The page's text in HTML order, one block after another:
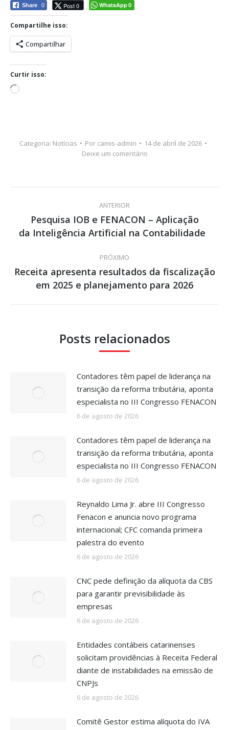
Share 0 Post 0 WhatsApp0
Compartilhe isso:
Compartilhar
Curtir isso:
Carregando...
Categoria: Notícias Por camis-admin
14 de abril de 2026
Deixe um comentário
Navegação
de
post:
ANTERIOR
Post
anterior:
Pesquisa IOB e FENACON – Aplicação
da Inteligência Artificial na Contabilidade
PRÓXIMO
Próximo
post:
Receita apresenta resultados da fiscalização
em 2025 e planejamento para 2026
Posts relacionados
Contadores têm papel de liderança na
transição da reforma tributária, aponta
especialista no III Congresso FENACON
6 de agosto de 2026
Contadores têm papel de liderança na
transição da reforma tributária, aponta
especialista no III Congresso FENACON
6 de agosto de 2026
Reynaldo Lima Jr. abre III Congresso
Fenacon e anuncia novo programa
internacional; CFC comanda primeira
palestra do evento
6 de agosto de 2026
CNC pede definição da alíquota da CBS
para garantir previsibilidade às
empresas
6 de agosto de 2026
Entidades contábeis catarinenses
solicitam providências à Receita Federal
diante de instabilidades na emissão de
CNPJs
6 de agosto de 2026
Comitê Gestor estima alíquota do IVA